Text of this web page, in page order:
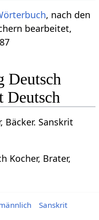
, nach den
bearbeitet,
Deutsch
Deutsch
Bäcker. Sanskrit
Kocher, Brater,
Sanskrit